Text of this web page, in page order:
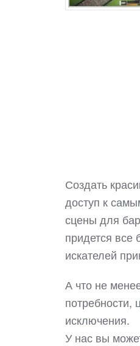
Создать
доступ к
сцены для
придется все
искателей
А что не
потребности,
исключения.
У нас вы